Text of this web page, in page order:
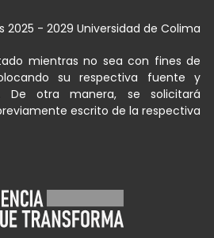
2025 - 2029 Universidad de Colima
mientras no sea con fines de
su respectiva fuente y
De otra manera, se solicitará
escrito de la respectiva